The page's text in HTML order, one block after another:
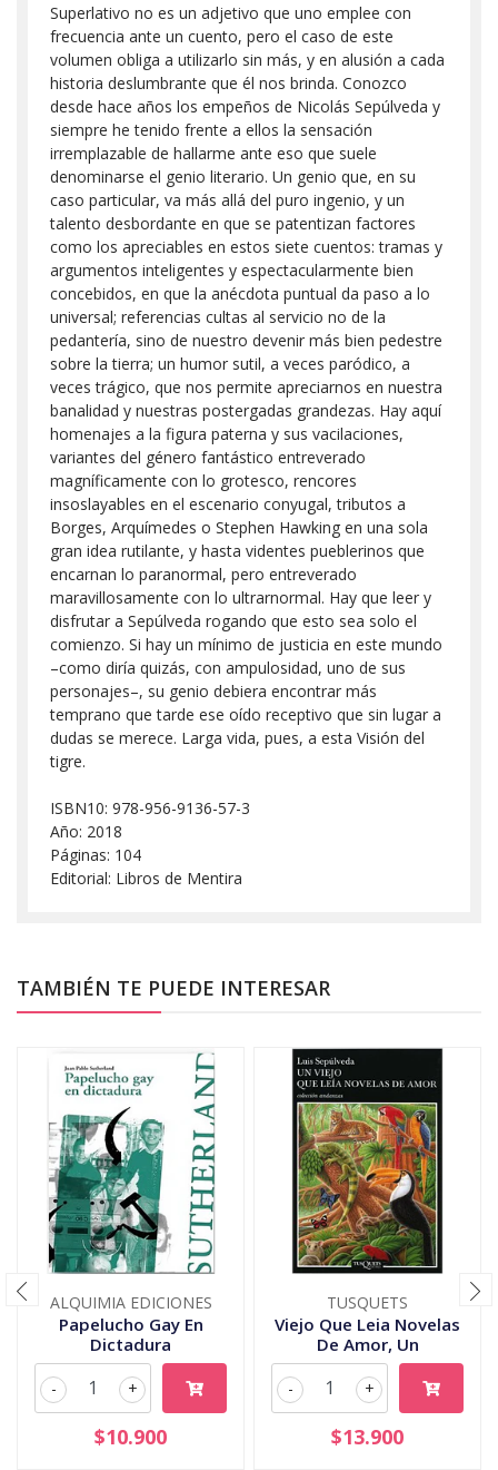
Superlativo no es un adjetivo que uno emplee con
frecuencia ante un cuento, pero el caso de este
volumen obliga a utilizarlo sin más, y en alusión a cada
historia deslumbrante que él nos brinda. Conozco
desde hace años los empeños de Nicolás Sepúlveda y
siempre he tenido frente a ellos la sensación
irremplazable de hallarme ante eso que suele
denominarse el genio literario. Un genio que, en su
caso particular, va más allá del puro ingenio, y un
talento desbordante en que se patentizan factores
como los apreciables en estos siete cuentos: tramas y
argumentos inteligentes y espectacularmente bien
concebidos, en que la anécdota puntual da paso a lo
universal; referencias cultas al servicio no de la
pedantería, sino de nuestro devenir más bien pedestre
sobre la tierra; un humor sutil, a veces paródico, a
veces trágico, que nos permite apreciarnos en nuestra
banalidad y nuestras postergadas grandezas. Hay aquí
homenajes a la figura paterna y sus vacilaciones,
variantes del género fantástico entreverado
magníficamente con lo grotesco, rencores
insoslayables en el escenario conyugal, tributos a
Borges, Arquímedes o Stephen Hawking en una sola
gran idea rutilante, y hasta videntes pueblerinos que
encarnan lo paranormal, pero entreverado
maravillosamente con lo ultrarnormal. Hay que leer y
disfrutar a Sepúlveda rogando que esto sea solo el
comienzo. Si hay un mínimo de justicia en este mundo
–como diría quizás, con ampulosidad, uno de sus
personajes–, su genio debiera encontrar más
temprano que tarde ese oído receptivo que sin lugar a
dudas se merece. Larga vida, pues, a esta Visión del
tigre.
ISBN10: 978-956-9136-57-3
Año: 2018
Páginas: 104
Editorial: Libros de Mentira
TAMBIÉN TE PUEDE INTERESAR
ALQUIMIA EDICIONES
Papelucho Gay En
Dictadura
+
-
$10.900
TUSQUETS
Viejo Que Leia Novelas
De Amor, Un
+
-
$13.900